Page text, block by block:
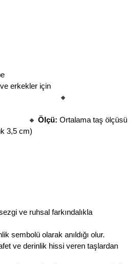
erkekler için
Çelik
🔸 Ölçü: Ortalama taş ölçüsü
3,5 cm)
ve ruhsal farkındalıkla
sembolü olarak anıldığı olur.
ve derinlik hissi veren taşlardan